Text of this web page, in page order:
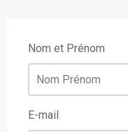
Nom et Prénom
E-mail